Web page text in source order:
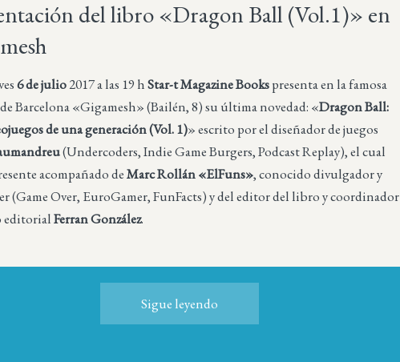
del libro «Dragon Ball (Vol.1)» en
6 de julio2017 a las 19 hStar-t Magazine Bookspresenta en la famosa
Barcelona «Gigamesh» (Bailén, 8) su última novedad: «Dragon Ball:
de una generación (Vol. 1)» escrito por el diseñador de juegos
(Undercoders, Indie Game Burgers, Podcast Replay), el cual
acompañado deMarc Rollán «ElFuns», conocido divulgador y
(Game Over, EuroGamer, FunFacts) y del editor del libro y coordinador
editorialFerran González.
Sigue leyendo